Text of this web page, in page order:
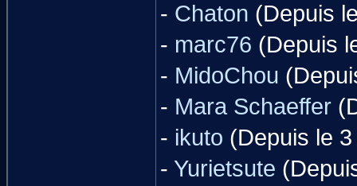
- Chaton (Depuis
- marc76 (Depuis
- MidoChou
- Mara Schaeffer
- ikuto (Depuis le
- Yurietsute